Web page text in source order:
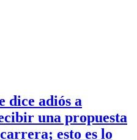
dice adiós a
una propuesta
esto es lo